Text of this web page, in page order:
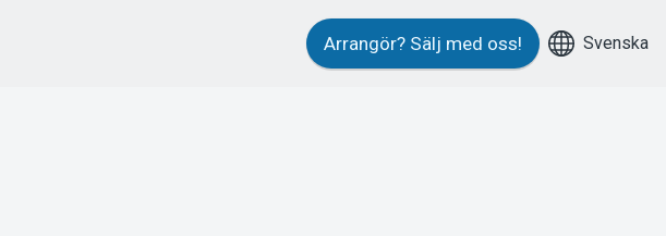
Arrangör? Sälj med oss! Svenska